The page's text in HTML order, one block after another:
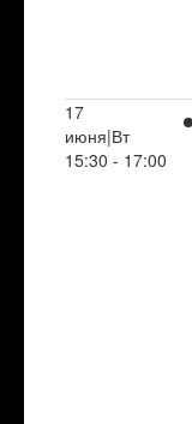
17
июня|Вт
15:30 - 17:00